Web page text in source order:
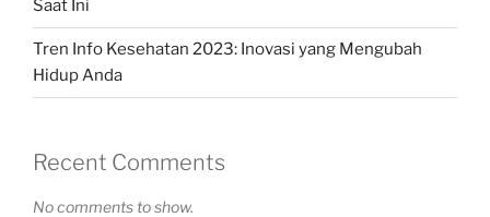
Saat Ini
Tren Info Kesehatan 2023: Inovasi yang Mengubah
Hidup Anda
Recent Comments
No comments to show.